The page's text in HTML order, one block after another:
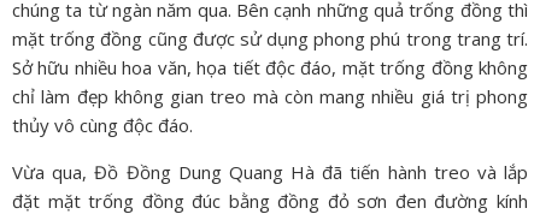
chúng ta từ ngàn năm qua. Bên cạnh những quả trống đồng thì
mặt trống đồng cũng được sử dụng phong phú trong trang trí.
Sở hữu nhiều hoa văn, họa tiết độc đáo, mặt trống đồng không
chỉ làm đẹp không gian treo mà còn mang nhiều giá trị phong
thủy vô cùng độc đáo.
Vừa qua, Đồ Đồng Dung Quang Hà đã tiến hành treo và lắp
đặt mặt trống đồng đúc bằng đồng đỏ sơn đen đường kính